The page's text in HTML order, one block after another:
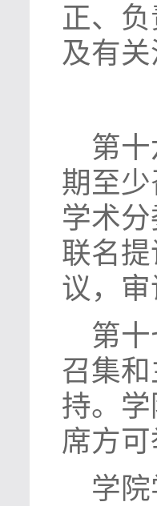
正、
及有
第
期至
学术
联名
议，
第
召集
持。
席方
学